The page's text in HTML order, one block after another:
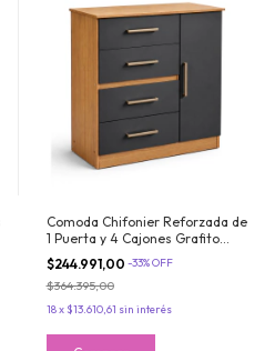
Comoda Chifonier Reforzada de
1 Puerta y 4 Cajones Grafito
Teca Maximo Fortaleza
$244.991,00 -33%OFF
$364.395,00
18x $13.610,61 sin interés